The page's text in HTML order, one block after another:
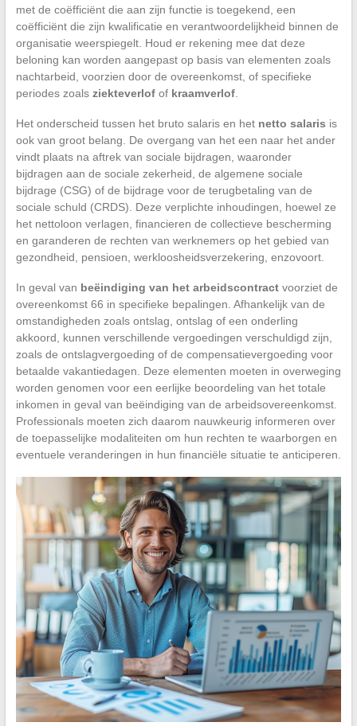
met de coëfficiënt die aan zijn functie is toegekend, een
coëfficiënt die zijn kwalificatie en verantwoordelijkheid binnen de
organisatie weerspiegelt. Houd er rekening mee dat deze
beloning kan worden aangepast op basis van elementen zoals
nachtarbeid, voorzien door de overeenkomst, of specifieke
periodes zoals ziekteverlofof kraamverlof.
Het onderscheid tussen het bruto salaris en het netto salaris is
ook van groot belang. De overgang van het een naar het ander
vindt plaats na aftrek van sociale bijdragen, waaronder
bijdragen aan de sociale zekerheid, de algemene sociale
bijdrage (CSG) of de bijdrage voor de terugbetaling van de
sociale schuld (CRDS). Deze verplichte inhoudingen, hoewel ze
het nettoloon verlagen, financieren de collectieve bescherming
en garanderen de rechten van werknemers op het gebied van
gezondheid, pensioen, werkloosheidsverzekering, enzovoort.
In geval van beëindiging van het arbeidscontractvoorziet de
overeenkomst 66 in specifieke bepalingen. Afhankelijk van de
omstandigheden zoals ontslag, ontslag of een onderling
akkoord, kunnen verschillende vergoedingen verschuldigd zijn,
zoals de ontslagvergoeding of de compensatievergoeding voor
betaalde vakantiedagen. Deze elementen moeten in overweging
worden genomen voor een eerlijke beoordeling van het totale
inkomen in geval van beëindiging van de arbeidsovereenkomst.
Professionals moeten zich daarom nauwkeurig informeren over
de toepasselijke modaliteiten om hun rechten te waarborgen en
eventuele veranderingen in hun financiële situatie te anticiperen.